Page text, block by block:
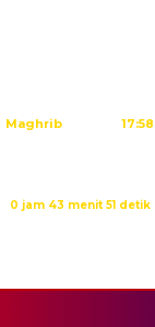
Maghrib 17:58
0 jam 43 menit 51 detik